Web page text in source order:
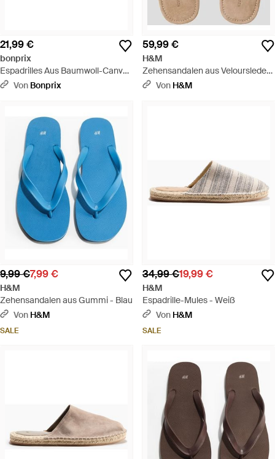
21,99 €
bonprix
Espadrilles Aus Baumwoll-Canvas
- Weiß
Von Bonprix
59,99 €
H&M
Zehensandalen aus Veloursleder -
Natur
Von H&M
9,99 €7,99 €
H&M
Zehensandalen aus Gummi - Blau
Von H&M
SALE
34,99 €19,99 €
H&M
Espadrille-Mules - Weiß
Von H&M
SALE